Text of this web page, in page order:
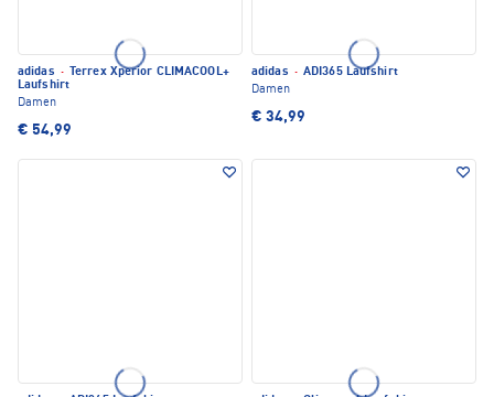
adidas ·
Terrex Xperior CLIMACOOL+
Laufshirt
Damen
€ 54,99
adidas · ADI365 Laufshirt
Damen
€ 34,99